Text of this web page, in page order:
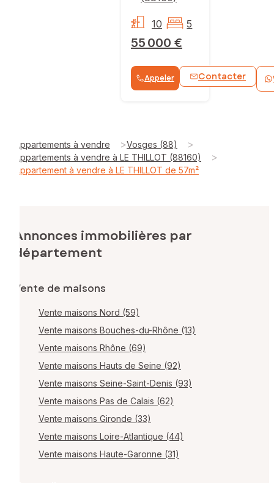
55 000 €
10 5
Appeler Contacter
Appartements à vendre >Vosges (88) >
Appartements à vendre à LE THILLOT (88160) >
Appartement à vendre à LE THILLOT de 57m²
Annonces immobilières par
département
Vente de maisons
Vente maisons Nord (59)
Vente maisons Bouches-du-Rhône (13)
Vente maisons Rhône (69)
Vente maisons Hauts de Seine (92)
Vente maisons Seine-Saint-Denis (93)
Vente maisons Pas de Calais (62)
Vente maisons Gironde (33)
Vente maisons Loire-Atlantique (44)
Vente maisons Haute-Garonne (31)